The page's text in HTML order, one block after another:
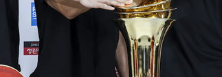
삼 9뿌리 발견…감정가 1.3억원
종 60대, 닷새 만에 숨진 채 발견
임서 '홈팀' 일본과 한일전
트 전복…1명 사망·1명 실종